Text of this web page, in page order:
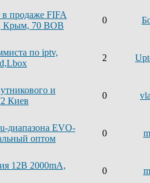
продаже FIFA
Крым, 70 ВОВ
0
по iptv,
2
и
Киев
0
диапазона EVO-
оптом
0
12В 2000mA,
0